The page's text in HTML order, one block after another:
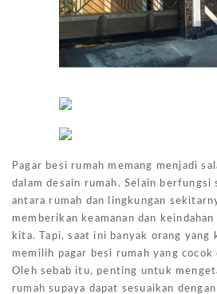
Pagar besi rumah memang menjadi
dalam desain rumah. Selain berfungsi
antara rumah dan lingkungan
memberikan keamanan dan
kita. Tapi, saat ini banyak orang yang
memilih pagar besi rumah yang
Oleh sebab itu, penting untuk
rumah supaya dapat sesuaikan